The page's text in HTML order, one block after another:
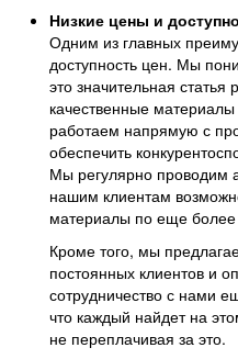
Низкие цены и
Одним из главных
доступность цен. Мы
это значительная
качественные
работаем напрямую с
обеспечить
Мы регулярно проводим
нашим клиентам
материалы по еще
Кроме того, мы
постоянных клиентов и
сотрудничество с нами
что каждый найдет на
не переплачивая за это.